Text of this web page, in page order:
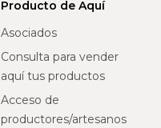
Producto de Aquí
Asociados
Consulta para vender
aquí tus productos
Acceso de
productores/artesanos